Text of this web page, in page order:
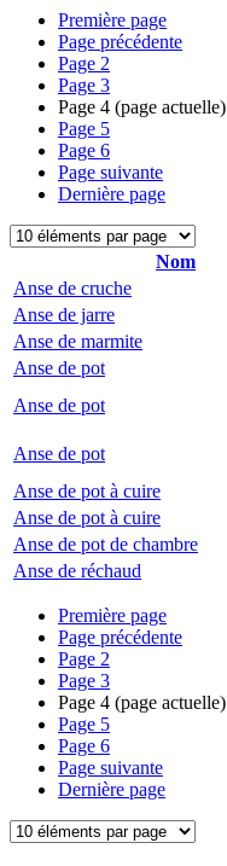
Première page
Page précédente
Page 2
Page 3
Page 4 (page actuelle)
Page 5
Page 6
Page suivante
Dernière page
Nom
Anse de cruche
Anse de jarre
Anse de marmite
Anse de pot
Anse de pot
Anse de pot
Anse de pot à cuire
Anse de pot à cuire
Anse de pot de chambre
Anse de réchaud
Première page
Page précédente
Page 2
Page 3
Page 4 (page actuelle)
Page 5
Page 6
Page suivante
Dernière page